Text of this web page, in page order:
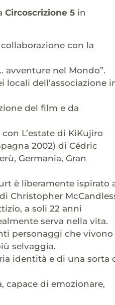
Circoscrizione 5 in
con la
nel Mondo”.
dell’associazione
del film e da
L’estate di KiKujiro
2002) di Cédric
Germania, Gran
è liberamente ispirato
Christopher
a soli 22 anni
serva nella vita.
personaggi che vivono
selvaggia.
identità e di una sorta
capace di emozionare,